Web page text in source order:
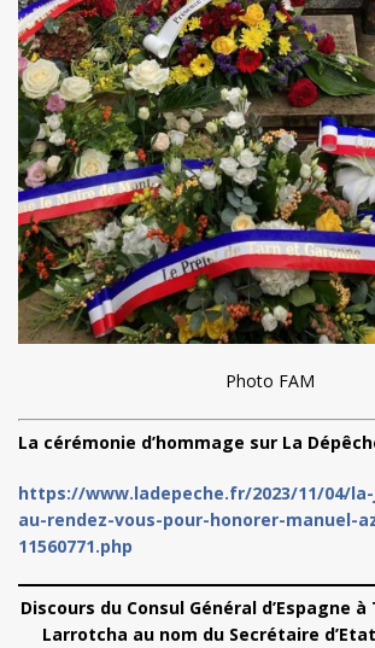
Photo FAM
La cérémonie d’hommage sur La
https://www.ladepeche.fr/2023/11/04/
au-rendez-vous-pour-honorer-manuel-
11560771.php
Discours du Consul Général d’Espagne
Larrotcha au nom du Secrétaire